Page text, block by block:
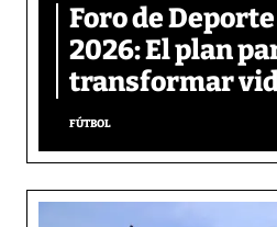
Foro de
2026: El plan
transformar
FÚTBOL